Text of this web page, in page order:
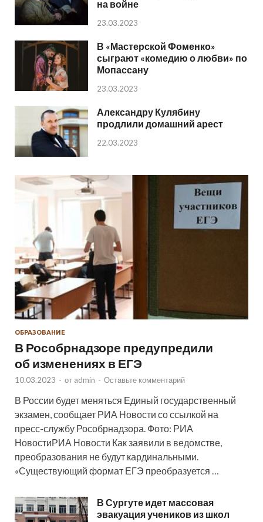
на войне
23.03.2023
В «Мастерской Фоменко»
сыграют «комедию о любви» по
Мопассану
23.03.2023
Александру Кулябину
продлили домашний арест
22.03.2023
ОБРАЗОВАНИЕ
В Рособрнадзоре предупредили
об изменениях в ЕГЭ
10.03.2023 - от admin - Оставьте комментарий
В России будет меняться Единый государственный
экзамен, сообщает РИА Новости со ссылкой на
пресс-службу Рособрнадзора. Фото: РИА
НовостиРИА Новости Как заявили в ведомстве,
преобразования не будут кардинальными.
«Существующий формат ЕГЭ преобразуется …
В Сургуте идет массовая
эвакуация учеников из школ